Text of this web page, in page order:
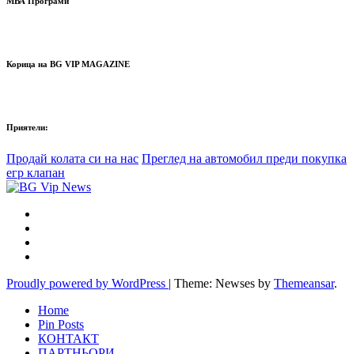
Корица на BG VIP MAGAZINE
Приятели:
Продай колата си на нас Преглед на автомобил преди покупка
егр клапан
Proudly powered by WordPress | Theme: Newses by Themeansar.
Home
Pin Posts
КОНТАКТ